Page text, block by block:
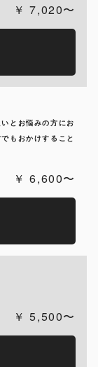
7,020〜
とお悩みの方にお
もおかけすること
6,600〜
5,500〜